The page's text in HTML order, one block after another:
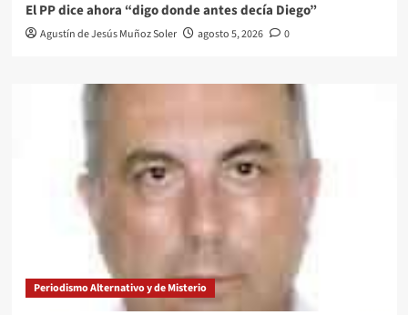
El PP dice ahora “digo donde antes decía Diego”
Agustín de Jesús Muñoz Soler agosto 5, 2026 0
Periodismo Alternativo y de Misterio